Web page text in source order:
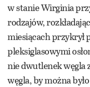
w stanie Wirginia
rodzajów,
miesiącach przykrył
pleksiglasowymi
nie dwutlenek
węgla, by można